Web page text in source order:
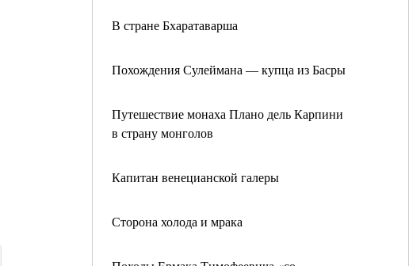
В стране Бхаратаварша
Похождения Сулеймана — купца из Басры
Путешествие монаха Плано дель Карпини
в страну монголов
Капитан венецианской галеры
Сторона холода и мрака